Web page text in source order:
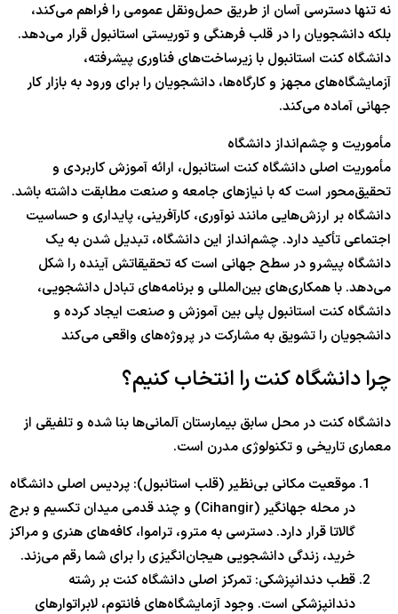
نه تنها دسترسی آسان از طریق حمل‌ونقل عمومی را فراهم می‌کند،
بلکه دانشجویان را در قلب فرهنگی و توریستی استانبول قرار می‌دهد.
دانشگاه کنت استانبول با زیرساخت‌های فناوری پیشرفته،
آزمایشگاه‌های مجهز و کارگاه‌ها، دانشجویان را برای ورود به بازار کار
جهانی آماده می‌کند.
مأموریت و چشم‌انداز دانشگاه
مأموریت اصلی دانشگاه کنت استانبول، ارائه آموزش کاربردی و
تحقیق‌محور است که با نیازهای جامعه و صنعت مطابقت داشته باشد.
دانشگاه بر ارزش‌هایی مانند نوآوری، کارآفرینی، پایداری و حساسیت
اجتماعی تأکید دارد. چشم‌انداز این دانشگاه، تبدیل شدن به یک
دانشگاه پیشرو در سطح جهانی است که تحقیقاتش آینده را شکل
می‌دهد. با همکاری‌های بین‌المللی و برنامه‌های تبادل دانشجویی،
دانشگاه کنت استانبول پلی بین آموزش و صنعت ایجاد کرده و
دانشجویان را تشویق به مشارکت در پروژه‌های واقعی می‌کند
چرا دانشگاه کنت را انتخاب کنیم؟
دانشگاه کنت در محل سابق بیمارستان آلمانی‌ها بنا شده و تلفیقی از
معماری تاریخی و تکنولوژی مدرن است.
موقعیت مکانی بی‌نظیر (قلب استانبول): پردیس اصلی دانشگاه
در محله جهانگیر (Cihangir) و چند قدمی میدان تکسیم و برج
گالاتا قرار دارد. دسترسی به مترو، تراموا، کافه‌های هنری و مراکز
خرید، زندگی دانشجویی هیجان‌انگیزی را برای شما رقم می‌زند.
قطب دندانپزشکی: تمرکز اصلی دانشگاه کنت بر رشته
دندانپزشکی است. وجود آزمایشگاه‌های فانتوم، لابراتوارهای